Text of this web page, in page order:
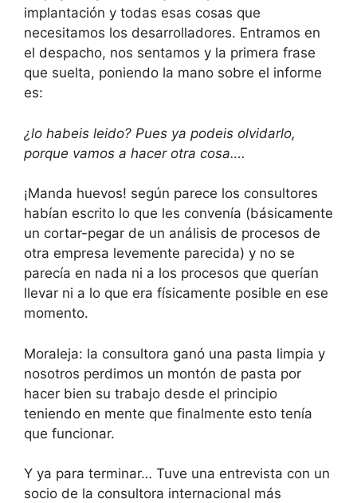
implantación y todas esas cosas que
necesitamos los desarrolladores. Entramos en
el despacho, nos sentamos y la primera frase
que suelta, poniendo la mano sobre el informe
es:
¿lo habeis leido? Pues ya podeis olvidarlo,
porque vamos a hacer otra cosa….
¡Manda huevos! según parece los consultores
habían escrito lo que les convenía (básicamente
un cortar-pegar de un análisis de procesos de
otra empresa levemente parecida) y no se
parecía en nada ni a los procesos que querían
llevar ni a lo que era físicamente posible en ese
momento.
Moraleja: la consultora ganó una pasta limpia y
nosotros perdimos un montón de pasta por
hacer bien su trabajo desde el principio
teniendo en mente que finalmente esto tenía
que funcionar.
Y ya para terminar… Tuve una entrevista con un
socio de la consultora internacional más